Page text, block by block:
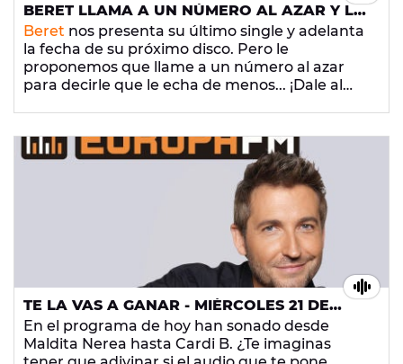
BERET LLAMA A UN NÚMERO AL AZAR Y LE
DICE QUE LE ECHA DE MENOS
Beret nos presenta su último single y adelanta
la fecha de su próximo disco. Pero le
proponemos que llame a un número al azar
para decirle que le echa de menos... ¡Dale al
TE LA VAS A GANAR - MIÉRCOLES 21 DE
NOVIEMBRE DE 2018
En el programa de hoy han sonado desde
Maldita Nerea hasta Cardi B. ¿Te imaginas